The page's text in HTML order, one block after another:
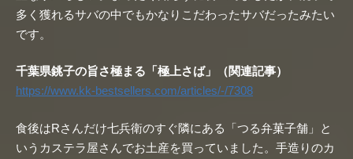
多く獲れるサバの中でもかなりこだわったサバだったみたい
です。
千葉県銚子の旨さ極まる「極上さば」（関連記事）
https://www.kk-bestsellers.com/articles/-/7308
食後はRさんだけ七兵衛のすぐ隣にある「つる弁菓子舗」と
いうカステラ屋さんでお土産を買っていました。手造りのカ